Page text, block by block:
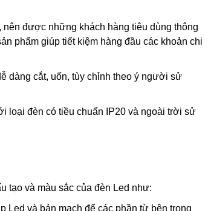
được những khách hàng tiêu dùng thông
phẩm giúp tiết kiệm hàng đầu các khoản chi
dàng cắt, uốn, tùy chỉnh theo ý người sử
loại đèn có tiều chuẩn IP20 và ngoài trời sử
tạo và màu sắc của đèn Led như:
và bản mạch để các phần từ bên trong